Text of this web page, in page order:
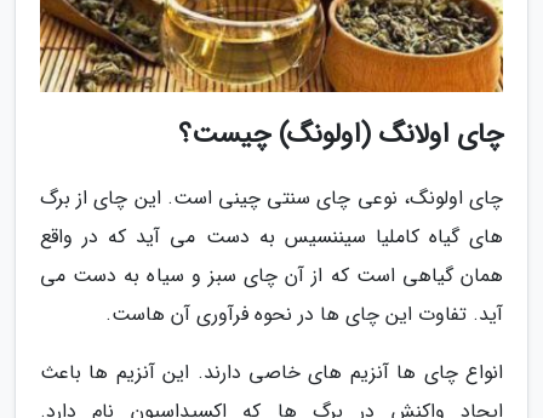
چای اولانگ (اولونگ) چیست؟
چای اولونگ، نوعی چای سنتی چینی است. این چای از برگ
های گیاه کاملیا سیننسیس به دست می آید که در واقع
همان گیاهی است که از آن چای سبز و سیاه به دست می
آید. تفاوت این چای ها در نحوه فرآوری آن هاست.
انواع چای ها آنزیم های خاصی دارند. این آنزیم ها باعث
ایجاد واکنش در برگ ها که اکسیداسیون نام دارد.